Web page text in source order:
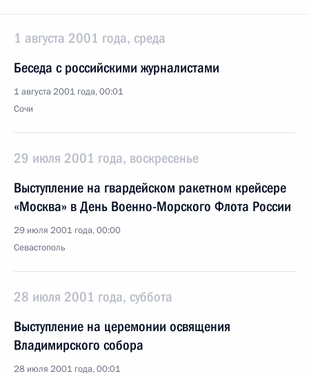
1 августа 2001 года, среда
Беседа с российскими журналистами
1 августа 2001 года, 00:01
Сочи
29 июля 2001 года, воскресенье
Выступление на гвардейском ракетном крейсере
«Москва» в День Военно-Морского Флота России
29 июля 2001 года, 00:00
Севастополь
28 июля 2001 года, суббота
Выступление на церемонии освящения
Владимирского собора
28 июля 2001 года, 00:01